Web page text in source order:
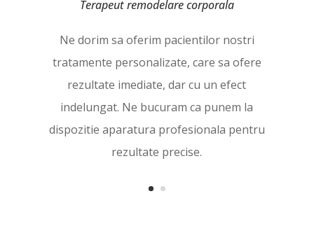
Terapeut remodelare corporala
Ne dorim sa oferim pacientilor nostri
tratamente personalizate, care sa ofere
rezultate imediate, dar cu un efect
indelungat. Ne bucuram ca punem la
dispozitie aparatura profesionala pentru
rezultate precise.
Terapeut remodelare corporala